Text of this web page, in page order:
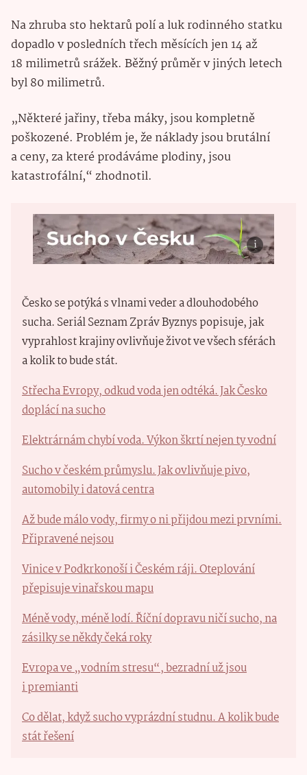
Na zhruba sto hektarů polí a luk rodinného statku
dopadlo v posledních třech měsících jen 14 až
18 milimetrů srážek. Běžný průměr v jiných letech
byl 80 milimetrů.
„Některé jařiny, třeba máky, jsou kompletně
poškozené. Problém je, že náklady jsou brutální
a ceny, za které prodáváme plodiny, jsou
katastrofální,“ zhodnotil.
Česko se potýká s vlnami veder a dlouhodobého
sucha. Seriál Seznam Zpráv Byznys popisuje, jak
vyprahlost krajiny ovlivňuje život ve všech sférách
a kolik to bude stát.
Střecha Evropy, odkud voda jen odtéká. Jak Česko
doplácí na sucho
Elektrárnám chybí voda. Výkon škrtí nejen ty vodní
Sucho v českém průmyslu. Jak ovlivňuje pivo,
automobily i datová centra
Až bude málo vody, firmy o ni přijdou mezi prvními.
Připravené nejsou
Vinice v Podkrkonoší i Českém ráji. Oteplování
přepisuje vinařskou mapu
Méně vody, méně lodí. Říční dopravu ničí sucho, na
zásilky se někdy čeká roky
Evropa ve „vodním stresu“, bezradní už jsou
i premianti
Co dělat, když sucho vyprázdní studnu. A kolik bude
stát řešení